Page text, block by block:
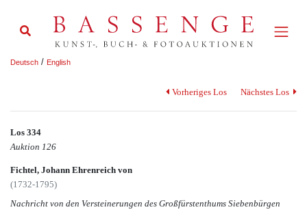
Deutsch / English
Vorheriges Los Nächstes Los
Los 334
Auktion 126
Fichtel, Johann Ehrenreich von
(1732-1795)
Nachricht von den Versteinerungen des Großfürstenthums Siebenbürgen